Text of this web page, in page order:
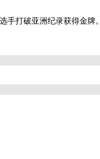
手打破亚洲纪录获得金牌。